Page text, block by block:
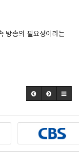
방송의 필요성이라는